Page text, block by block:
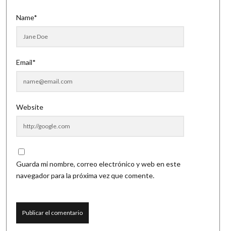
Name*
Email*
Website
Guarda mi nombre, correo electrónico y web en este
navegador para la próxima vez que comente.